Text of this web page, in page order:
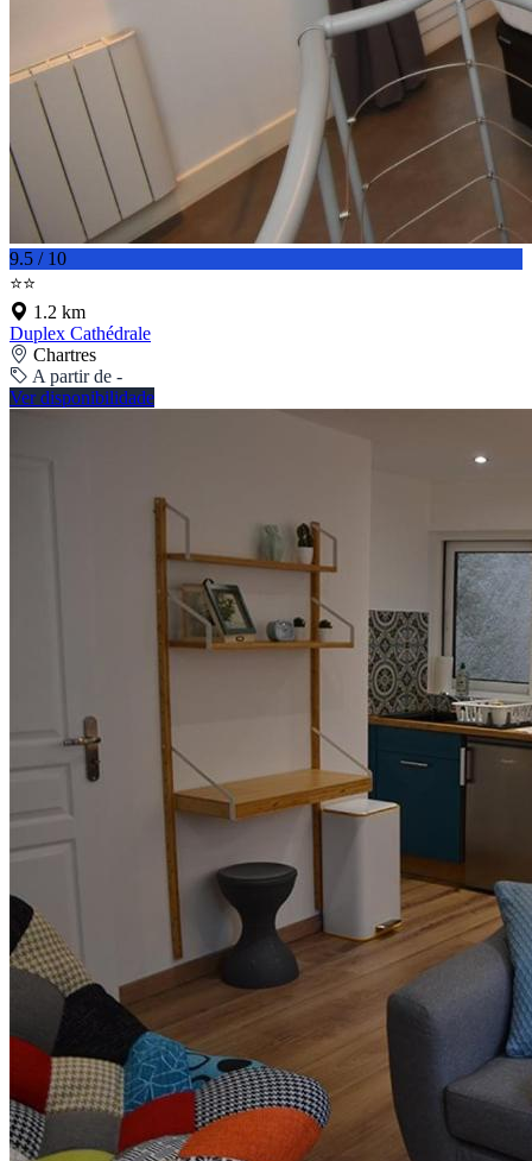
9.5 / 10
⭐⭐
1.2 km
Duplex Cathédrale
Chartres
A partir de -
Ver disponibilidade